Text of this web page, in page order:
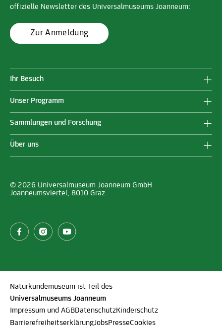
offizielle Newsletter des Universalmuseums Joanneum:
Zur Anmeldung
Ihr Besuch
Unser Programm
Sammlungen und Forschung
Über uns
© 2026 Universalmuseum Joanneum GmbH
Joanneumsviertel, 8010 Graz
Naturkundemuseum ist Teil des
Universalmuseums Joanneum
Impressum und AGBDatenschutzKinderschutz
BarrierefreiheitserklärungJobsPresseCookies